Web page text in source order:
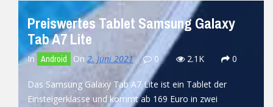
Preiswertes Tablet Samsung Galaxy
Tab A7 Lite
In Android On 2. Juni 2021 0 2.1K 0
Das Samsung Galaxy Tab A7 Lite ist ein Tablet der
Einsteigerklasse und kommt ab 169 Euro in zwei